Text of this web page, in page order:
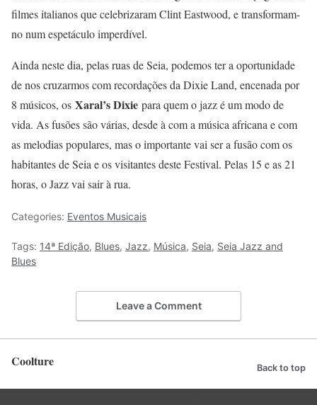
filmes italianos que celebrizaram Clint Eastwood, e transformam-
no num espetáculo imperdível.
Ainda neste dia, pelas ruas de Seia, podemos ter a oportunidade
de nos cruzarmos com recordações da Dixie Land, encenada por
8 músicos, os Xaral’s Dixie para quem o jazz é um modo de
vida. As fusões são várias, desde à com a música africana e com
as melodias populares, mas o importante vai ser a fusão com os
habitantes de Seia e os visitantes deste Festival. Pelas 15 e as 21
horas, o Jazz vai sair à rua.
Categories: Eventos Musicais
Tags: 14ª Edição, Blues, Jazz, Música, Seia, Seia Jazz and
Blues
Leave a Comment
Coolture Back to top